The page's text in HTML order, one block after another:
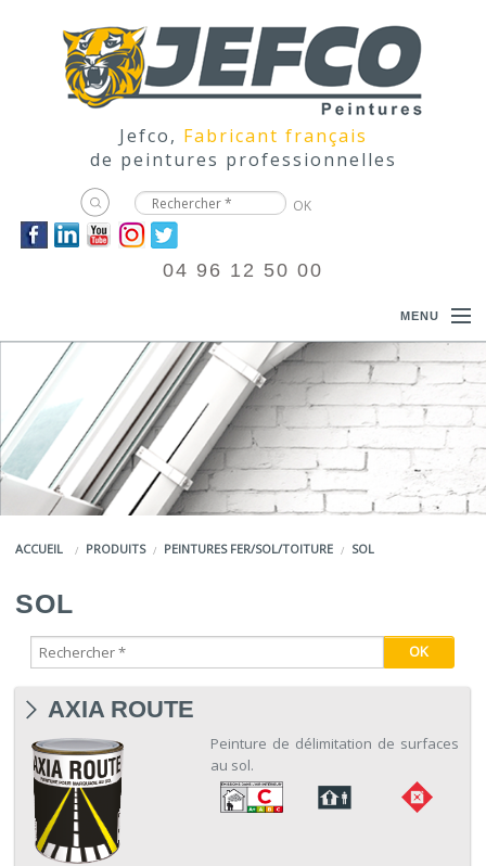
Jefco, Fabricant français
de peintures professionnelles
04 96 12 50 00
MENU
ACCUEIL
PRODUITS
DOCUMENTATIONS
COULEURS
LA MARQUE JEFCO®
ACCUEIL PRODUITS PEINTURES FER/SOL/TOITURE SOL
SOL
AXIA ROUTE
Peinture de délimitation de surfaces
au sol.